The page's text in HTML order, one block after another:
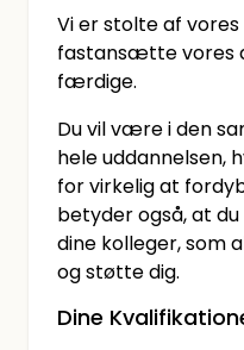
Vi er stolte af
fastansætte vores
færdige.
Du vil være i den
hele uddannelsen,
for virkelig at
betyder også, at
dine kolleger, som
og støtte dig.
Dine